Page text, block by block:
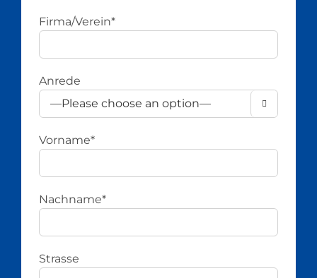
Firma/Verein*
Anrede

Vorname*
Nachname*
Strasse